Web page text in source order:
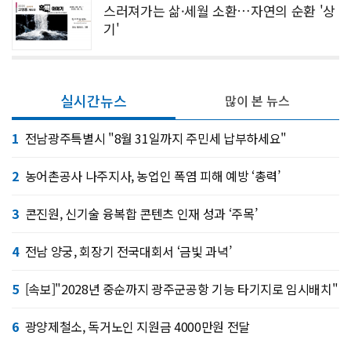
스러져가는 삶·세월 소환…자연의 순환 '상
기'
실시간뉴스
1 전남광주특별시 "8월 31일까지 주민세 납부하세요"
2 농어촌공사 나주지사, 농업인 폭염 피해 예방 ‘총력’
3 콘진원, 신기술 융복합 콘텐츠 인재 성과 ‘주목’
4 전남 양궁, 회장기 전국대회서 ‘금빛 과녁’
5 [속보]"2028년 중순까지 광주군공항 기능 타기지로 임시배치"
6 광양제철소, 독거노인 지원금 4000만원 전달
많이 본 뉴스